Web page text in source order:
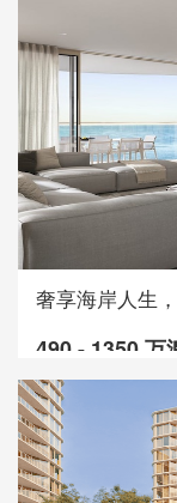
奢享海岸人生
490 - 1350 万